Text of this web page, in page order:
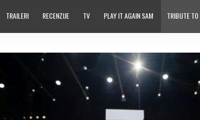
TRAILERI RECENZIJE TV PLAY IT AGAIN SAM TRIBUTE TO